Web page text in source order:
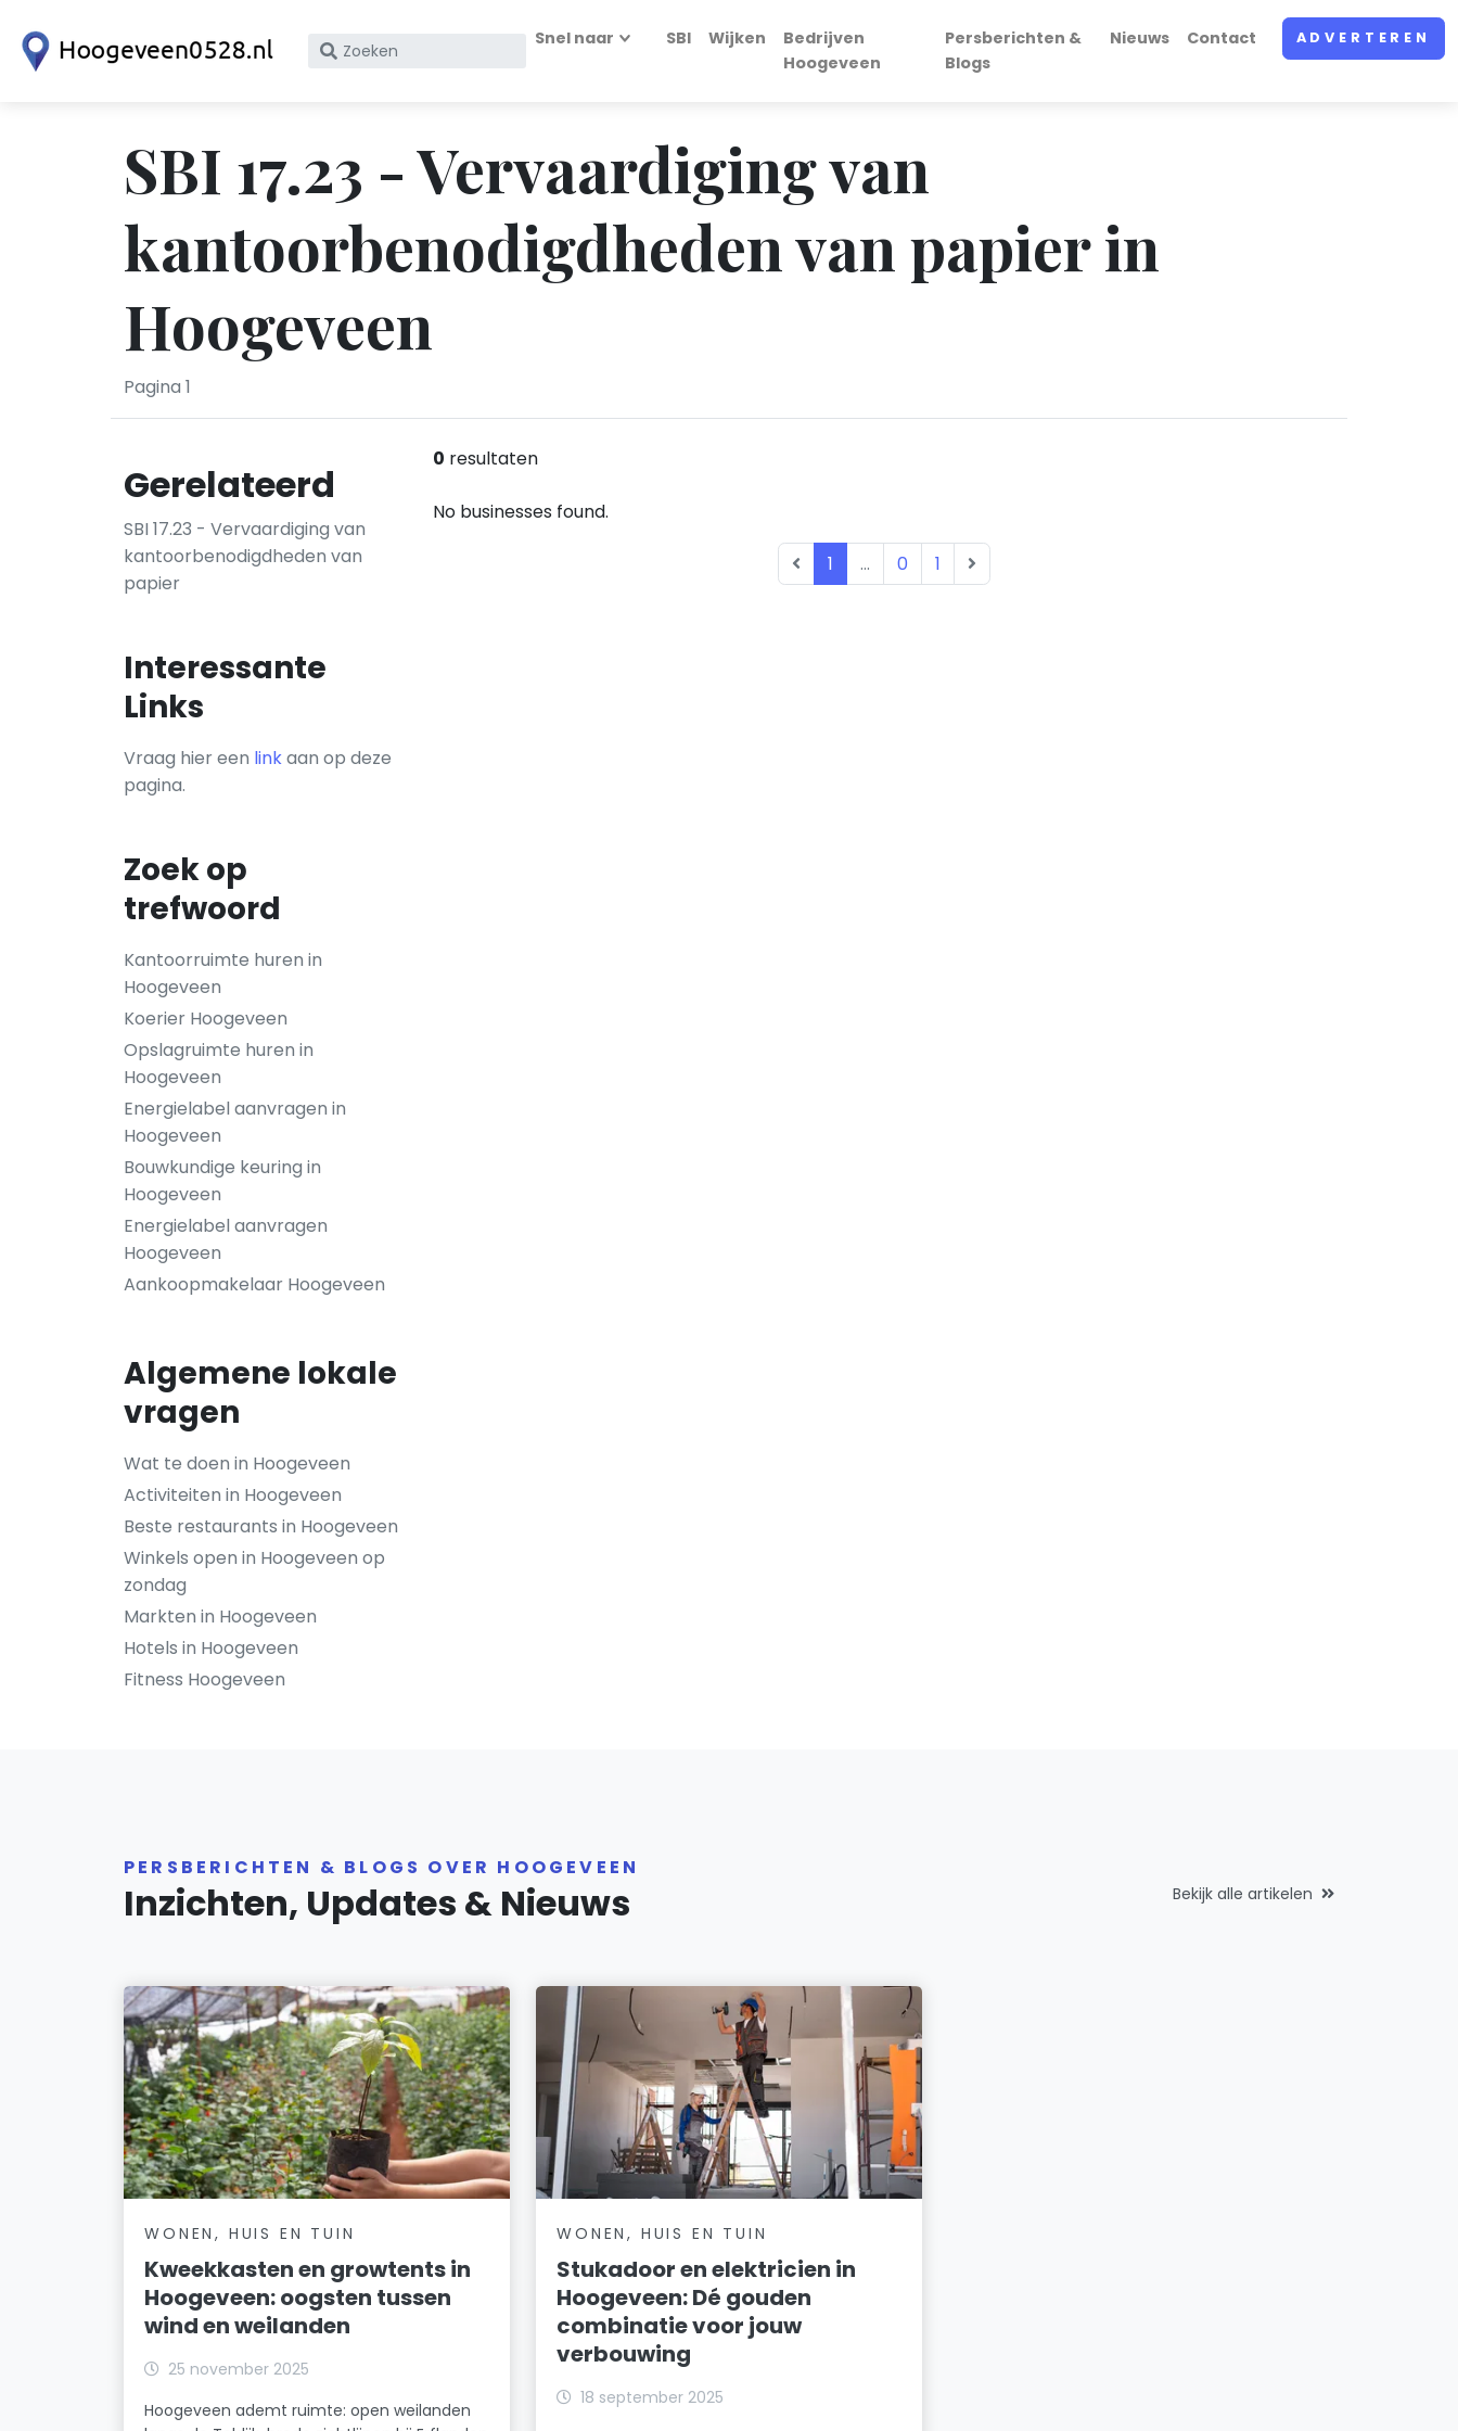
Zoek
KvK
nummer
Snel naar SBI Wijken
Bedrijven
Hoogeveen
Persberichten &
Blogs
Nieuws Contact ADVERTEREN
SBI 17.23 - Vervaardiging van
kantoorbenodigdheden van papier in
Hoogeveen
Pagina 1
Gerelateerd
SBI 17.23 - Vervaardiging van
kantoorbenodigdheden van
papier
Interessante
Links
Vraag hier een linkaan op deze
pagina.
Zoek op
trefwoord
Kantoorruimte huren in
Hoogeveen
Koerier Hoogeveen
Opslagruimte huren in
Hoogeveen
Energielabel aanvragen in
Hoogeveen
Bouwkundige keuring in
Hoogeveen
Energielabel aanvragen
Hoogeveen
Aankoopmakelaar Hoogeveen
Algemene lokale
vragen
Wat te doen in Hoogeveen
Activiteiten in Hoogeveen
Beste restaurants in Hoogeveen
Winkels open in Hoogeveen op
zondag
Markten in Hoogeveen
Hotels in Hoogeveen
Fitness Hoogeveen
0 resultaten
No businesses found.
1 ... 0 1
PERSBERICHTEN & BLOGS OVER HOOGEVEEN
Inzichten, Updates & Nieuws Bekijk alle artikelen
WONEN, HUIS EN TUIN
Kweekkasten en growtents in
Hoogeveen: oogsten tussen
wind en weilanden
25 november 2025
Hoogeveen ademt ruimte: open weilanden
WONEN, HUIS EN TUIN
Stukadoor en elektricien in
Hoogeveen: Dé gouden
combinatie voor jouw
verbouwing
18 september 2025